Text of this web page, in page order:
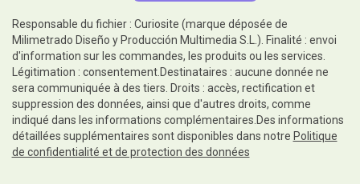
Responsable du fichier : Curiosite (marque déposée de
Milimetrado Diseño y Producción Multimedia S.L.). Finalité : envoi
d'information sur les commandes, les produits ou les services.
Légitimation : consentement.Destinataires : aucune donnée ne
sera communiquée à des tiers. Droits : accès, rectification et
suppression des données, ainsi que d'autres droits, comme
indiqué dans les informations complémentaires.Des informations
détaillées supplémentaires sont disponibles dans notre Politique
de confidentialité et de protection des données